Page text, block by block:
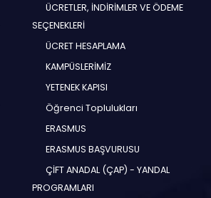
ÜCRETLER, İNDİRİMLER VE ÖDEME
SEÇENEKLERİ
ÜCRET HESAPLAMA
KAMPÜSLERİMİZ
YETENEK KAPISI
Öğrenci Toplulukları
ERASMUS
ERASMUS BAŞVURUSU
ÇİFT ANADAL (ÇAP) - YANDAL
PROGRAMLARI